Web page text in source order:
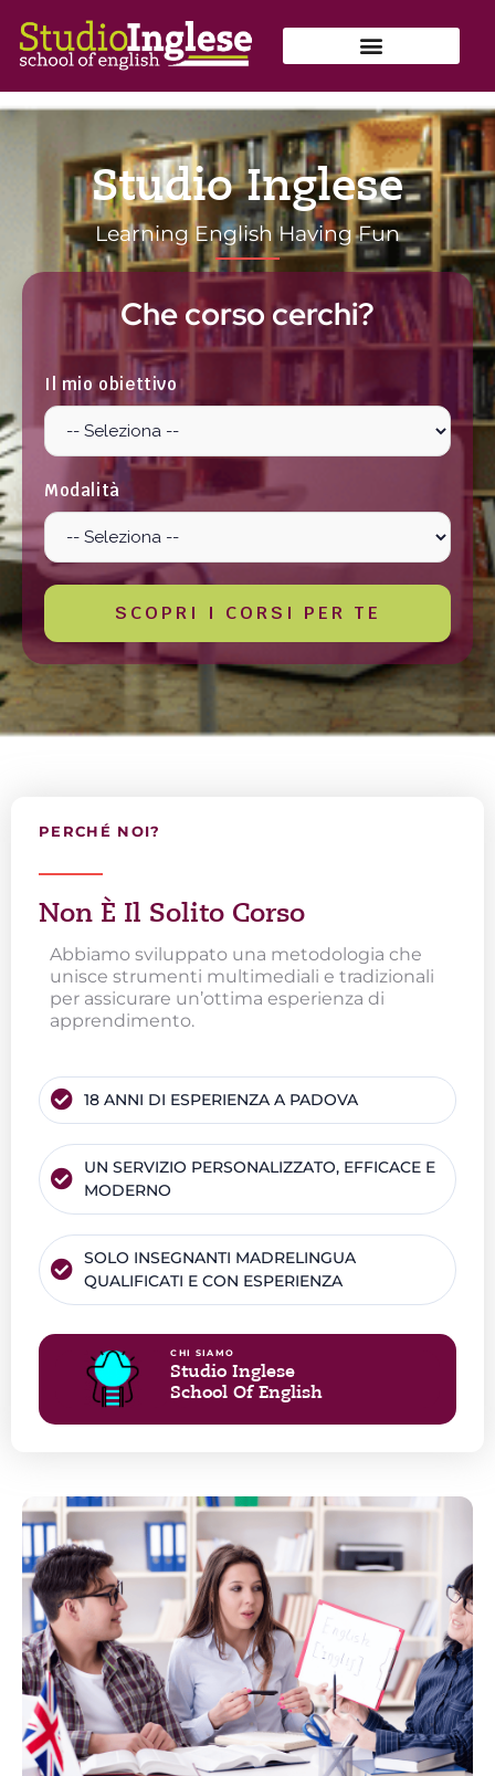
content
Studio Inglese
Learning English Having Fun
Che corso cerchi?
Il mio obiettivo
Modalità
SCOPRI I CORSI PER TE
PERCHÉ NOI?
Non È Il Solito Corso
Abbiamo sviluppato una metodologia che
unisce strumenti multimediali e tradizionali
per assicurare un’ottima esperienza di
apprendimento.
18 ANNI DI ESPERIENZA A PADOVA
UN SERVIZIO PERSONALIZZATO, EFFICACE E
MODERNO
SOLO INSEGNANTI MADRELINGUA
QUALIFICATI E CON ESPERIENZA
CHI SIAMO
Studio Inglese
School Of English